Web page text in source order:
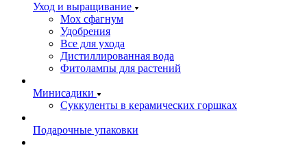
Уход и выращивание
Мох сфагнум
Удобрения
Все для ухода
Дистиллированная вода
Фитолампы для растений
Минисадики
Суккуленты в керамических горшках
Подарочные упаковки